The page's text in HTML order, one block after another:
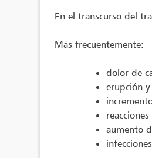
En el transcurso del
Más frecuentemente:
dolor de
erupción
aumento